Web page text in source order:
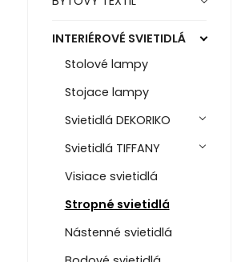
INTERIÉROVÉ SVIETIDLÁ
Stolové lampy
Stojace lampy
Svietidlá DEKORIKO
Svietidlá TIFFANY
Visiace svietidlá
Stropné svietidlá
Nástenné svietidlá